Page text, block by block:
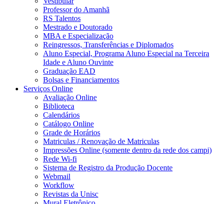
Professor do Amanhã
RS Talentos
Mestrado e Doutorado
MBA e Especialização
Reingressos, Transferências e Diplomados
Aluno Especial, Programa Aluno Especial na Terceira
Idade e Aluno Ouvinte
Graduação EAD
Bolsas e Financiamentos
Serviços Online
Avaliação Online
Biblioteca
Calendários
Catálogo Online
Grade de Horários
Matriculas / Renovação de Matriculas
Impressões Online (somente dentro da rede dos campi)
Rede Wi-fi
Sistema de Registro da Produção Docente
Webmail
Workflow
Revistas da Unisc